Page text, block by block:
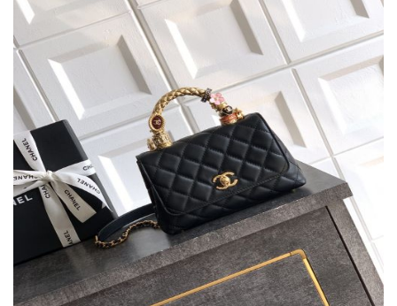
ー
登
録
ー
管
理
ら
せ
yoyocopys@gmail.com
2026人気特集
バッグ
財布
時計
ズボン
衣装セット
住まい用品
アクセサリー
ベルト
スカーフ
アイフォーンケ
ース
小物
新
📢 新作入荷！ルイ・ヴィトンスーパーコピー バッグ最新モデルが登場。